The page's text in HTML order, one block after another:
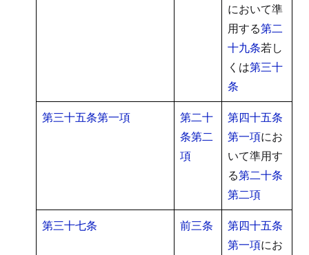
において準
用する第二
十九条若し
くは第三十
条
第三十五条第一項
第二十
条第二
項
第四十五条
第一項にお
いて準用す
る第二十条
第二項
第三十七条
前三条
第四十五条
第一項にお